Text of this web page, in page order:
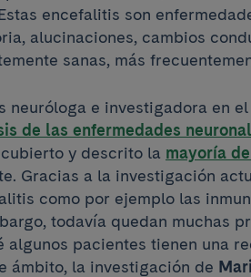
encefalitis son
alucinaciones, cambios
sanas, más
neuróloga e investigadora en
de las enfermedades
y descrito la mayoría
Gracias a la investigación
como por ejemplo las
todavía quedan muchas
algunos pacientes tienen una
ámbito, la investigación de